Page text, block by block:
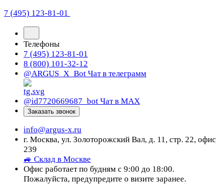
7 (495) 123-81-01
Телефоны
7 (495) 123-81-01
8 (800) 101-32-12
@ARGUS_X_Bot Чат в телеграмм
@id7720669687_bot Чат в МАХ
Заказать звонок
info@argus-x.ru
г. Москва, ул. Золоторожский Вал, д. 11, стр. 22, офис
239
🚙 Склад в Москве
Офис работает по будням с 9:00 до 18:00.
Пожалуйста, предупредите о визите заранее.